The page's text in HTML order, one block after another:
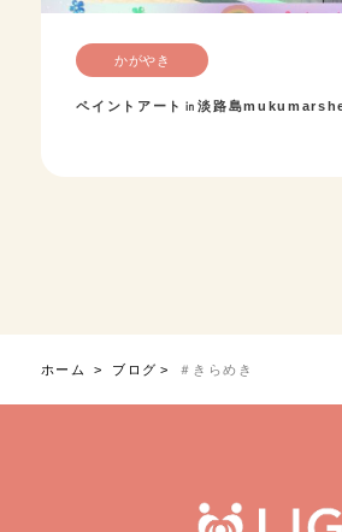
かがやき
ペイントアート㏌淡路島
ホーム ブログ ＃きらめき